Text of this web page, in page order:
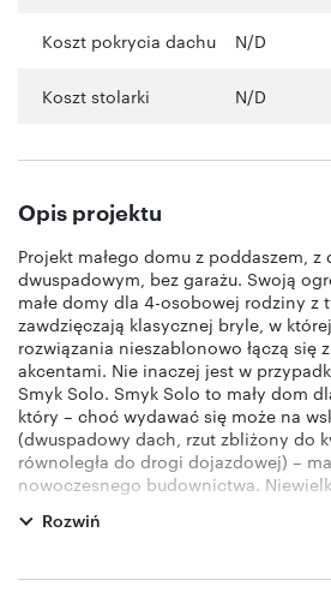
Koszt pokrycia dachu N/D
Koszt stolarki N/D
Opis projektu
Projekt małego domu z poddaszem, z
dwuspadowym, bez garażu. Swoją
małe domy dla 4-osobowej rodziny z
zawdzięczają klasycznej bryle, w
rozwiązania nieszablonowo łączą się
akcentami. Nie inaczej jest w
Smyk Solo. Smyk Solo to mały dom
który – choć wydawać się może na
(dwuspadowy dach, rzut zbliżony do
równoległa do drogi dojazdowej) –
nowoczesnego budownictwa.
prostej bryły nie zakłóca żaden
białe tynki połączono ze wstawkami
Rozwiń